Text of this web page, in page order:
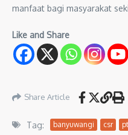
manfaat bagi masyarakat
Like and Share
Share Article
Tag: banyuwangi csr